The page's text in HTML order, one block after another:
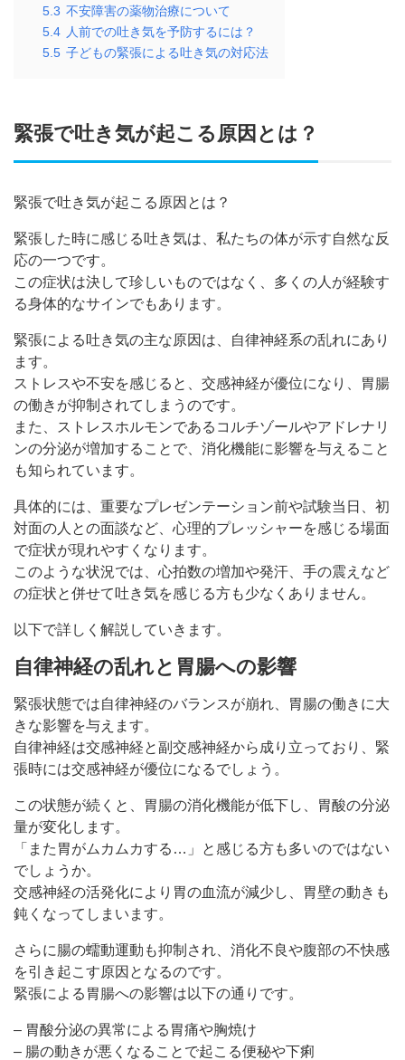
5.3 不安障害の薬物治療について
5.4 人前での吐き気を予防するには？
5.5 子どもの緊張による吐き気の対応法
緊張で吐き気が起こる原因とは？
緊張で吐き気が起こる原因とは？
緊張した時に感じる吐き気は、私たちの体が示す自然な反
応の一つです。
この症状は決して珍しいものではなく、多くの人が経験す
る身体的なサインでもあります。
緊張による吐き気の主な原因は、自律神経系の乱れにあり
ます。
ストレスや不安を感じると、交感神経が優位になり、胃腸
の働きが抑制されてしまうのです。
また、ストレスホルモンであるコルチゾールやアドレナリ
ンの分泌が増加することで、消化機能に影響を与えること
も知られています。
具体的には、重要なプレゼンテーション前や試験当日、初
対面の人との面談など、心理的プレッシャーを感じる場面
で症状が現れやすくなります。
このような状況では、心拍数の増加や発汗、手の震えなど
の症状と併せて吐き気を感じる方も少なくありません。
以下で詳しく解説していきます。
自律神経の乱れと胃腸への影響
緊張状態では自律神経のバランスが崩れ、胃腸の働きに大
きな影響を与えます。
自律神経は交感神経と副交感神経から成り立っており、緊
張時には交感神経が優位になるでしょう。
この状態が続くと、胃腸の消化機能が低下し、胃酸の分泌
量が変化します。
「また胃がムカムカする…」と感じる方も多いのではない
でしょうか。
交感神経の活発化により胃の血流が減少し、胃壁の動きも
鈍くなってしまいます。
さらに腸の蠕動運動も抑制され、消化不良や腹部の不快感
を引き起こす原因となるのです。
緊張による胃腸への影響は以下の通りです。
– 胃酸分泌の異常による胃痛や胸焼け
– 腸の動きが悪くなることで起こる便秘や下痢